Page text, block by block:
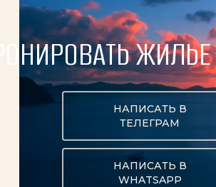
ЖИЛЬЕ
НАПИСАТЬ В
ТЕЛЕГРАМ
НАПИСАТЬ В
WHATSAPP